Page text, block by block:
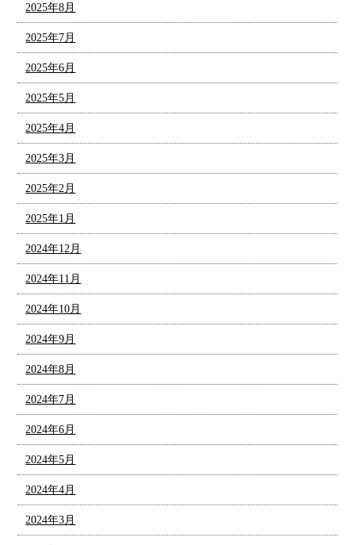
2025年8月
2025年7月
2025年6月
2025年5月
2025年4月
2025年3月
2025年2月
2025年1月
2024年12月
2024年11月
2024年10月
2024年9月
2024年8月
2024年7月
2024年6月
2024年5月
2024年4月
2024年3月